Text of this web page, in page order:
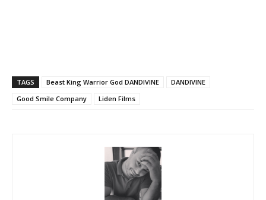
TAGS Beast King Warrior God DANDIVINE
DANDIVINE
Good Smile Company
Liden Films